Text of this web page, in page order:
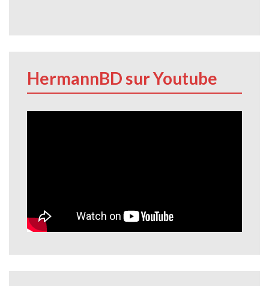
HermannBD sur Youtube